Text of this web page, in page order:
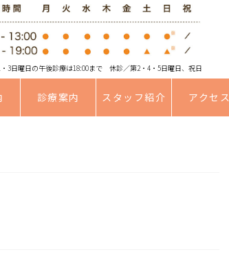
3日曜日の午後診療は18:00まで 休診／第2・4・5日曜日、祝日
診療案内 スタッフ紹介 アクセス